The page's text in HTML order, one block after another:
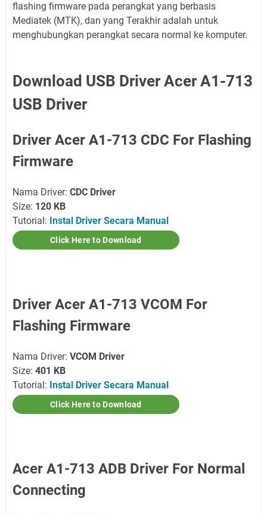
flashing firmware pada perangkat yang berbasis
Mediatek (MTK), dan yang Terakhir adalah untuk
menghubungkan perangkat secara normal ke komputer.
Download USB Driver Acer A1-713
USB Driver
Driver Acer A1-713 CDC For Flashing
Firmware
Nama Driver: CDC Driver
Size: 120 KB
Tutorial: Instal Driver Secara Manual
Click Here to Download
Driver Acer A1-713 VCOM For
Flashing Firmware
Nama Driver: VCOM Driver
Size: 401 KB
Tutorial: Instal Driver Secara Manual
Click Here to Download
Acer A1-713 ADB Driver For Normal
Connecting